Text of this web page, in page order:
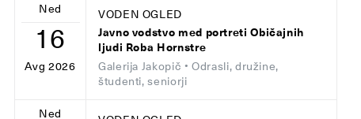
Ned
16
Avg 2026
VODEN OGLED
Javno vodstvo med portreti Običajnih
ljudi Roba Hornstre
Galerija Jakopič • Odrasli, družine,
študenti, seniorji
Ned